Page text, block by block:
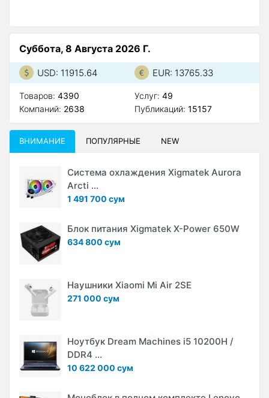
Суббота, 8 Августа 2026 Г.
USD: 11915.64 EUR: 13765.33
Товаров: 4390
Компаний: 2638
Услуг: 49
Публикаций: 15157
ВНИМАНИЕ ПОПУЛЯРНЫЕ NEW
Система охлаждения Xigmatek Aurora
Arcti ...
1 491 700 сум
Блок питания Xigmatek X-Power 650W
634 800 сум
Наушники Xiaomi Mi Air 2SE
271 000 сум
Ноутбук Dream Machines i5 10200H /
DDR4 ...
10 622 000 сум